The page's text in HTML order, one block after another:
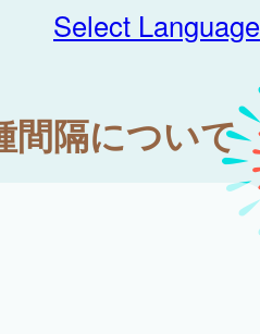
Select Language
間隔について